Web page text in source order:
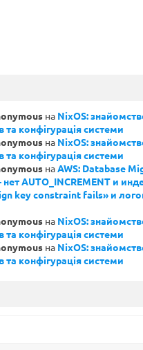
на NixOS:
та конфігурація системи
на NixOS:
та конфігурація системи
наAWS: Database
AUTO_INCREMENT и
key constraint fails» и
на NixOS:
та конфігурація системи
на NixOS:
та конфігурація системи